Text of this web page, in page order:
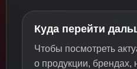
Куда перейти
Чтобы посмотреть
о продукции, брендах,